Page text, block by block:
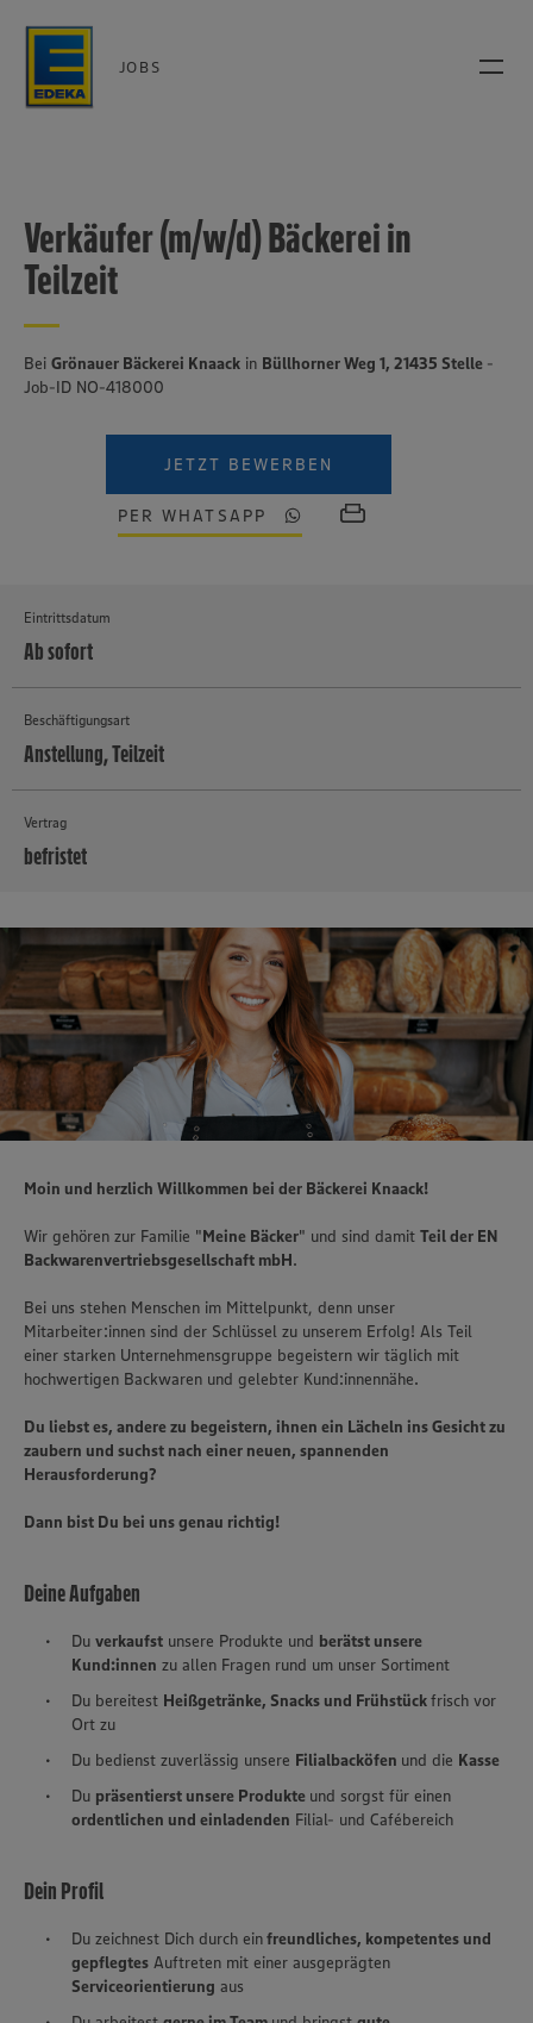
JOBS
Verkäufer (m/w/d) Bäckerei in
Teilzeit
Bei Grönauer Bäckerei Knaack in Büllhorner Weg 1, 21435 Stelle -
Job-ID NO-418000
JETZT BEWERBEN
PER WHATSAPP
Eintrittsdatum
Ab sofort
Beschäftigungsart
Anstellung, Teilzeit
Vertrag
befristet
Moin und herzlich Willkommen bei der Bäckerei Knaack!
Wir gehören zur Familie "Meine Bäcker" und sind damit Teil der EN
Backwarenvertriebsgesellschaft mbH.
Bei uns stehen Menschen im Mittelpunkt, denn unser
Mitarbeiter:innen sind der Schlüssel zu unserem Erfolg! Als Teil
einer starken Unternehmensgruppe begeistern wir täglich mit
hochwertigen Backwaren und gelebter Kund:innennähe.
Du liebst es, andere zu begeistern, ihnen ein Lächeln ins Gesicht zu
zaubern und suchst nach einer neuen, spannenden
Herausforderung?
Dann bist Du bei uns genau richtig!
Deine Aufgaben
Du verkaufst unsere Produkte und berätst unsere
Kund:innen zu allen Fragen rund um unser Sortiment
Du bereitest Heißgetränke, Snacks und Frühstückfrisch vor
Ort zu
Du bedienst zuverlässig unsere Filialbacköfen und die Kasse
Du präsentierst unsere Produkte und sorgst für einen
ordentlichen und einladenden Filial- und Cafébereich
Dein Profil
Du zeichnest Dich durch einfreundliches, kompetentes und
gepflegtes Auftreten mit einer ausgeprägten
Serviceorientierung aus